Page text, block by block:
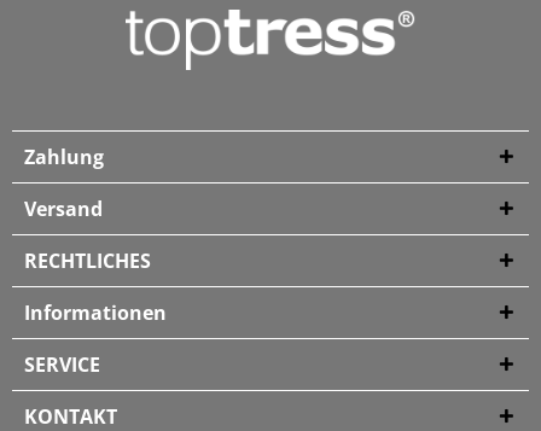
Zahlung
Versand
RECHTLICHES
Informationen
SERVICE
KONTAKT